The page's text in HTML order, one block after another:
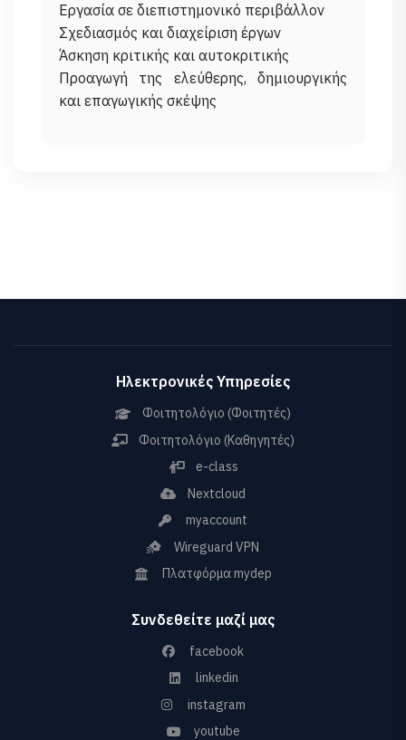
Εργασία σε διεπιστημονικό περιβάλλον
Σχεδιασμός και διαχείριση έργων
Άσκηση κριτικής και αυτοκριτικής
Προαγωγή της ελεύθερης, δημιουργικής
Ηλεκτρονικές Υπηρεσίες
Φοιτητολόγιο (Φοιτητές)
Φοιτητολόγιο (Καθηγητές)
e-class
Nextcloud
myaccount
Wireguard VPN
Πλατφόρμα mydep
Συνδεθείτε μαζί μας
facebook
linkedin
instagram
youtube